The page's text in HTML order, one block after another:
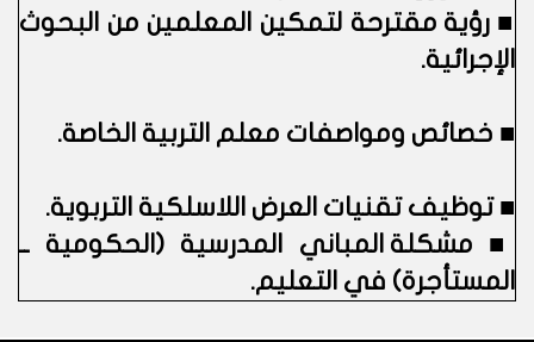
■رؤية مقترحة لتمكين المعلمين من البحوث
الإجرائية.
■ خصائص ومواصفات معلم التربية الخاصة.
■توظيف تقنيات العرض اللاسلكية التربوية.
■ مشكلة المباني المدرسية (الحكومية ــ
المستأجرة) في التعليم.